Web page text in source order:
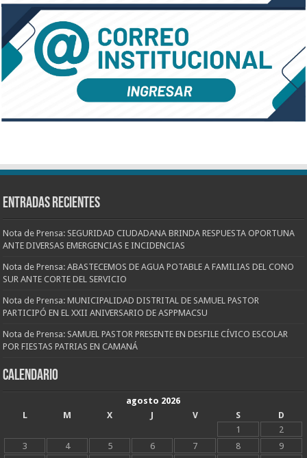
Entradas recientes
Nota de Prensa: SEGURIDAD CIUDADANA BRINDA RESPUESTA OPORTUNA
ANTE DIVERSAS EMERGENCIAS E INCIDENCIAS
Nota de Prensa: ABASTECEMOS DE AGUA POTABLE A FAMILIAS DEL CONO
SUR ANTE CORTE DEL SERVICIO
Nota de Prensa: MUNICIPALIDAD DISTRITAL DE SAMUEL PASTOR
PARTICIPÓ EN EL XXII ANIVERSARIO DE ASPPMACSU
Nota de Prensa: SAMUEL PASTOR PRESENTE EN DESFILE CÍVICO ESCOLAR
POR FIESTAS PATRIAS EN CAMANÁ
CALENDARIO
agosto 2026
L
M X J V S
D
1
2
3
4 5 6 7 8
9